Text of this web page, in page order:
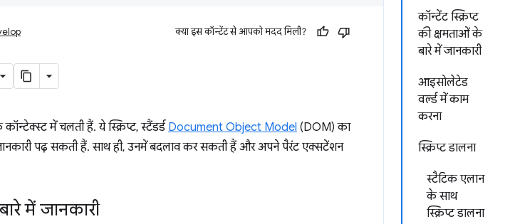
कॉन्टेंट स्क्रिप्ट
की क्षमताओं के
बारे में जानकारी
आइसोलेटेड
वर्ल्ड में काम
करना
स्क्रिप्ट डालना
स्टैटिक एलान
के साथ
स्क्रिप्ट डालना
क्या इस कॉन्टेंट से आपको मदद मिली?
में चलती हैं. ये स्क्रिप्ट, स्टैंडर्ड Document Object Model (DOM) का
पढ़ सकती हैं. साथ ही, उनमें बदलाव कर सकती हैं और अपने पैरंट एक्सटेंशन
में जानकारी